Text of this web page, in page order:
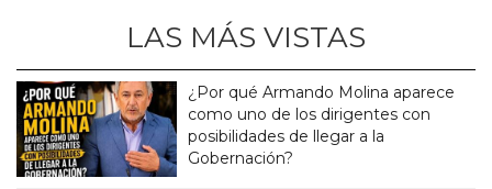
LAS MÁS VISTAS
¿Por qué Armando Molina aparece
como uno de los dirigentes con
posibilidades de llegar a la
Gobernación?